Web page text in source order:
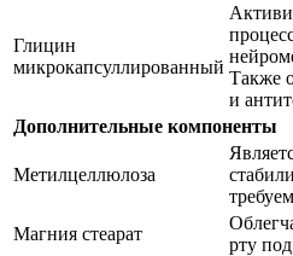
Глицин
микрокапсуллированный
Также
и
Дополнительные компоненты
Метилцеллюлоза
Магния стеарат
рту